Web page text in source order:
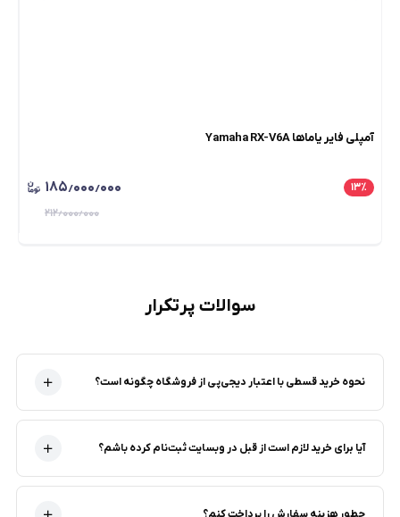
آمپلی فایر یاماها Yamaha RX-V6A
۱۳٪ ۱۸۵٫۰۰۰٫۰۰۰
۲۱۲٫۰۰۰٫۰۰۰
سوالات پرتکرار
نحوه خرید قسطی با اعتبار دیجی‌پی از فروشگاه‌ چگونه است؟
آیا برای خرید لازم است از قبل در وبسایت ثبت‌نام کرده باشم؟